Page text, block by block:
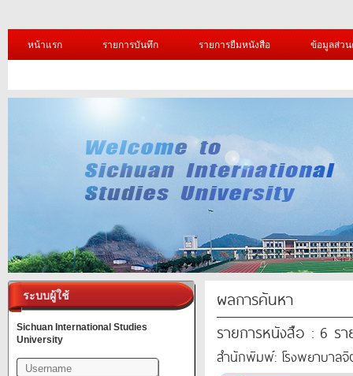
หน้าแรก รายการบันทึก รายการยืมหนังสือ ข้อมูลส่ว
ระบบผู้ใช้
Sichuan International Studies
University
ผลการค้นหา
รายการหนังสือ : 6 รา
สำนักพิมพ์: โรงพยาบาลจิ